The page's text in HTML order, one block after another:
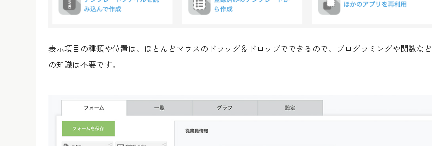
表示項目の種類や位置は、ほとんどマウスのドラッグ＆ドロップでできるので、プログラミングや関数など
の知識は不要です。